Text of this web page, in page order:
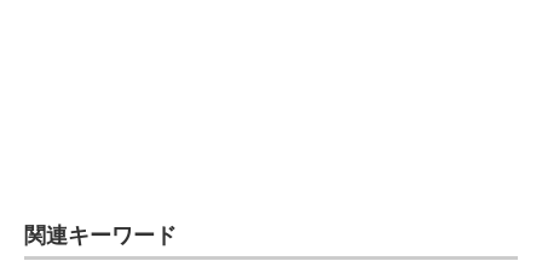
関連キーワード